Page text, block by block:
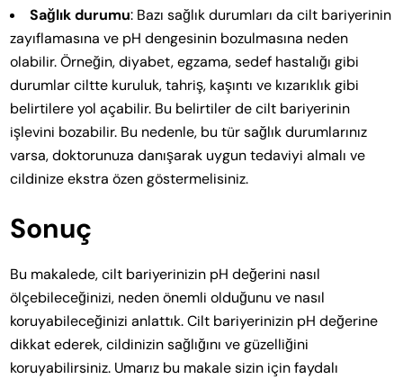
Sağlık durumu: Bazı sağlık durumları da cilt bariyerinin
zayıflamasına ve pH dengesinin bozulmasına neden
olabilir. Örneğin, diyabet, egzama, sedef hastalığı gibi
durumlar ciltte kuruluk, tahriş, kaşıntı ve kızarıklık gibi
belirtilere yol açabilir. Bu belirtiler de cilt bariyerinin
işlevini bozabilir. Bu nedenle, bu tür sağlık durumlarınız
varsa, doktorunuza danışarak uygun tedaviyi almalı ve
cildinize ekstra özen göstermelisiniz.
Sonuç
Bu makalede, cilt bariyerinizin pH değerini nasıl
ölçebileceğinizi, neden önemli olduğunu ve nasıl
koruyabileceğinizi anlattık. Cilt bariyerinizin pH değerine
dikkat ederek, cildinizin sağlığını ve güzelliğini
koruyabilirsiniz. Umarız bu makale sizin için faydalı